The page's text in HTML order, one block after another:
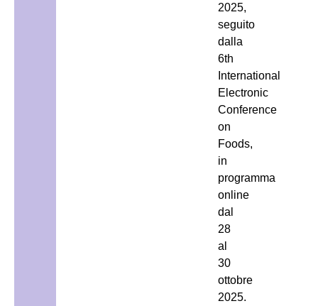
2025,
seguito
dalla
6th
International
Electronic
Conference
on
Foods,
in
programma
online
dal
28
al
30
ottobre
2025.